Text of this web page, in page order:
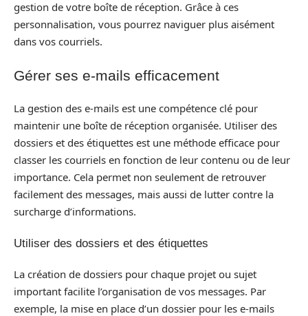
gestion de votre boîte de réception. Grâce à ces
personnalisation, vous pourrez naviguer plus aisément
dans vos courriels.
Gérer ses e-mails efficacement
La gestion des e-mails est une compétence clé pour
maintenir une boîte de réception organisée. Utiliser des
dossiers et des étiquettes est une méthode efficace pour
classer les courriels en fonction de leur contenu ou de leur
importance. Cela permet non seulement de retrouver
facilement des messages, mais aussi de lutter contre la
surcharge d’informations.
Utiliser des dossiers et des étiquettes
La création de dossiers pour chaque projet ou sujet
important facilite l’organisation de vos messages. Par
exemple, la mise en place d’un dossier pour les e-mails